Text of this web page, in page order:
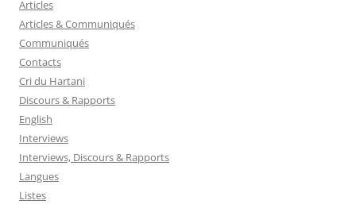
Articles
Articles & Communiqués
Communiqués
Contacts
Cri du Hartani
Discours & Rapports
English
Interviews
Interviews, Discours & Rapports
Langues
Listes